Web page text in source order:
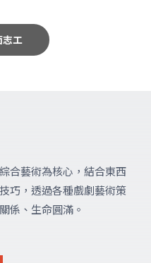
志工
合藝術為核心，結合東西
巧，透過各種戲劇藝術策
係、生命圓滿。